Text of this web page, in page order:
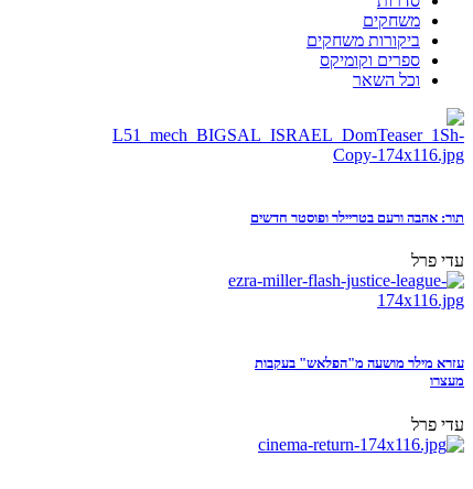
משחקים
ביקורות משחקים
ספרים וקומיקס
וכל השאר
תור: אהבה ורעם בטריילר ופוסטר חדשים
עדי פרל
עזרא מילר מושעה מ"הפלאש" בעקבות
מעצרו
עדי פרל